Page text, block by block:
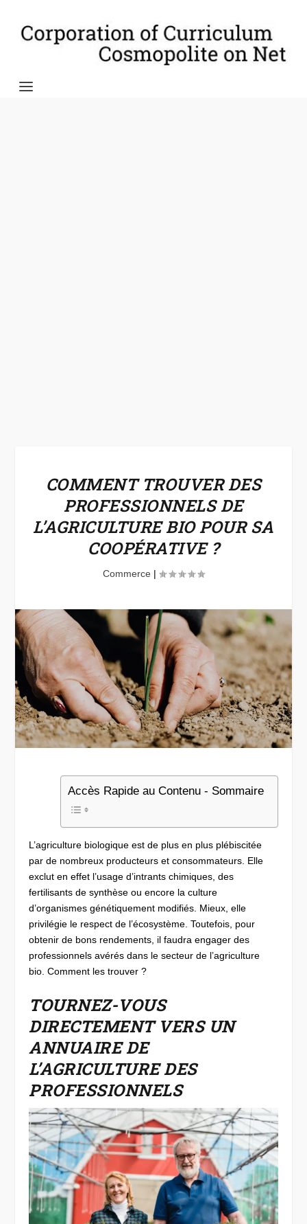
COMMENT TROUVER DES
PROFESSIONNELS DE
L’AGRICULTURE BIO POUR SA
COOPÉRATIVE ?
Commerce |
Accès Rapide au Contenu - Sommaire
L’agriculture biologique est de plus en plus plébiscitée
par de nombreux producteurs et consommateurs. Elle
exclut en effet l’usage d’intrants chimiques, des
fertilisants de synthèse ou encore la culture
d’organismes génétiquement modifiés. Mieux, elle
privilégie le respect de l’écosystème. Toutefois, pour
obtenir de bons rendements, il faudra engager des
professionnels avérés dans le secteur de l’agriculture
bio. Comment les trouver ?
TOURNEZ-VOUS
DIRECTEMENT VERS UN
ANNUAIRE DE
L’AGRICULTURE DES
PROFESSIONNELS